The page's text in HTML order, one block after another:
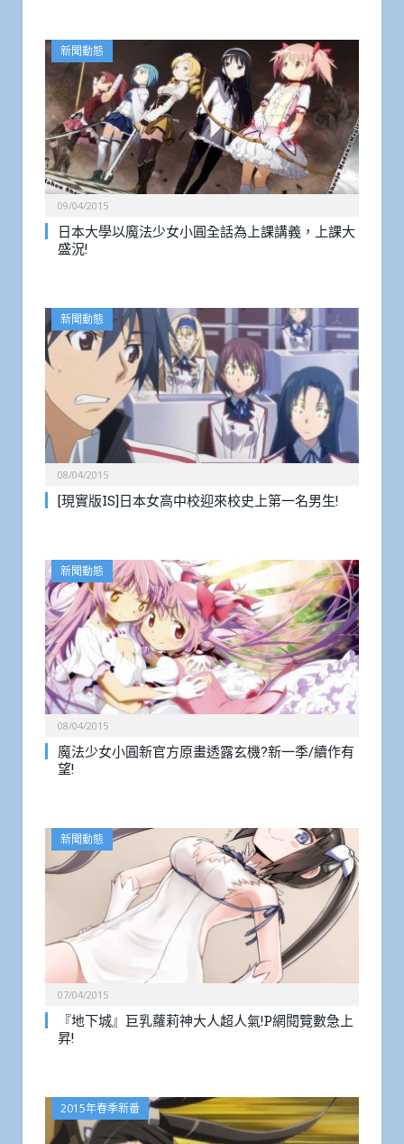
新聞動態
09/04/2015
日本大學以魔法少女小圓全話為上課講義，上課大
盛況!
新聞動態
08/04/2015
[現實版IS]日本女高中校迎來校史上第一名男生!
新聞動態
08/04/2015
魔法少女小圓新官方原畫透露玄機?新一季/續作有
望!
新聞動態
07/04/2015
『地下城』巨乳蘿莉神大人超人氣!P網閱覽數急上
昇!
2015年春季新番